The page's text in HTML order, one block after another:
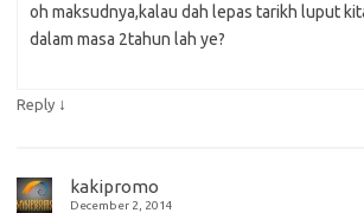
oh maksudnya,kalau dah lepas tarikh luput
dalam masa 2tahun lah ye?
Reply ↓
kakipromo
December 2, 2014